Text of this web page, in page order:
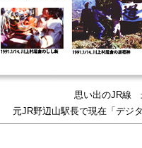
思い出のJR線
元JR野辺山駅長で現在「デジ